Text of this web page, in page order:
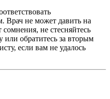
Врач не может давить на
не стесняйтесь
или обратитесь за вторым
если вам не удалось